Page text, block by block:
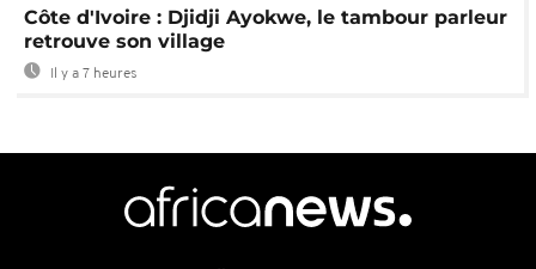
Côte d'Ivoire : Djidji Ayokwe, le tambour parleur
retrouve son village
Il y a 7 heures